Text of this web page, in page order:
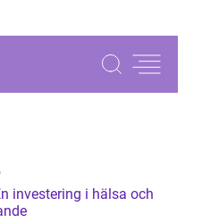
investering i hälsa och